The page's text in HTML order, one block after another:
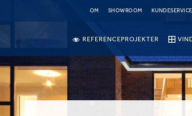
OM SHOWROOM KUNDESERVICE
REFERENCEPROJEKTER